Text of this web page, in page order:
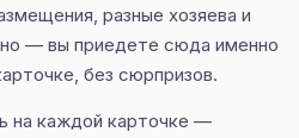
разные хозяева и
— вы приедете сюда именно
без сюрпризов.
на каждой карточке —